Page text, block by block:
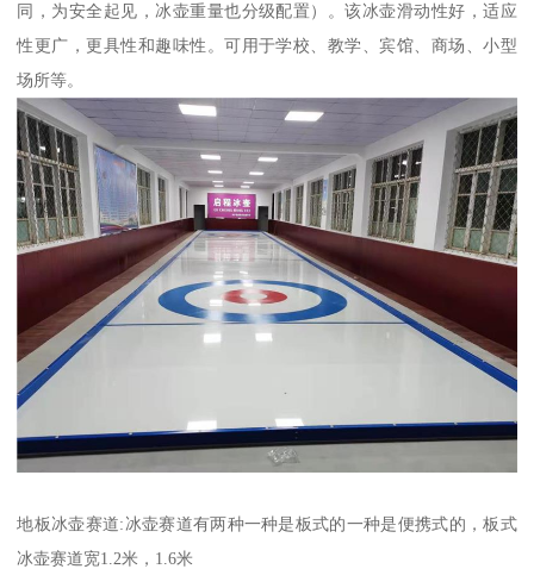
同，为安全起见，冰壶重量也分级配置）。该冰壶滑动性好，适应
性更广，更具性和趣味性。可用于学校、教学、宾馆、商场、小型
场所等。
地板冰壶赛道:冰壶赛道有两种一种是板式的一种是便携式的，板式
冰壶赛道宽1.2米，1.6米